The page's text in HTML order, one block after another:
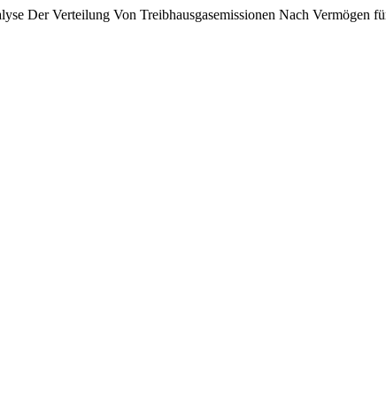
Der Verteilung Von Treibhausgasemissionen Nach Vermögen